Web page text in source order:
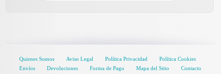
Quienes Somos Aviso Legal Política Privacidad
Política Cookies
Envíos
Devoluciones Forma de Pago Mapa del Sitio Contacto